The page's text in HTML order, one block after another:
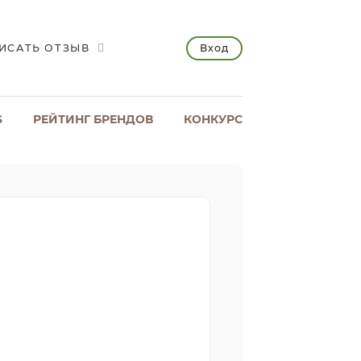
ОТЗЫВ Вход
РЕЙТИНГ БРЕНДОВ КОНКУРС